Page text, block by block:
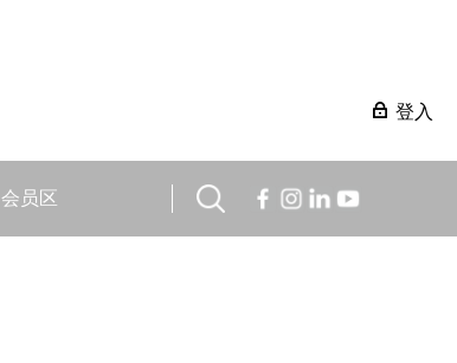
登入
会员区